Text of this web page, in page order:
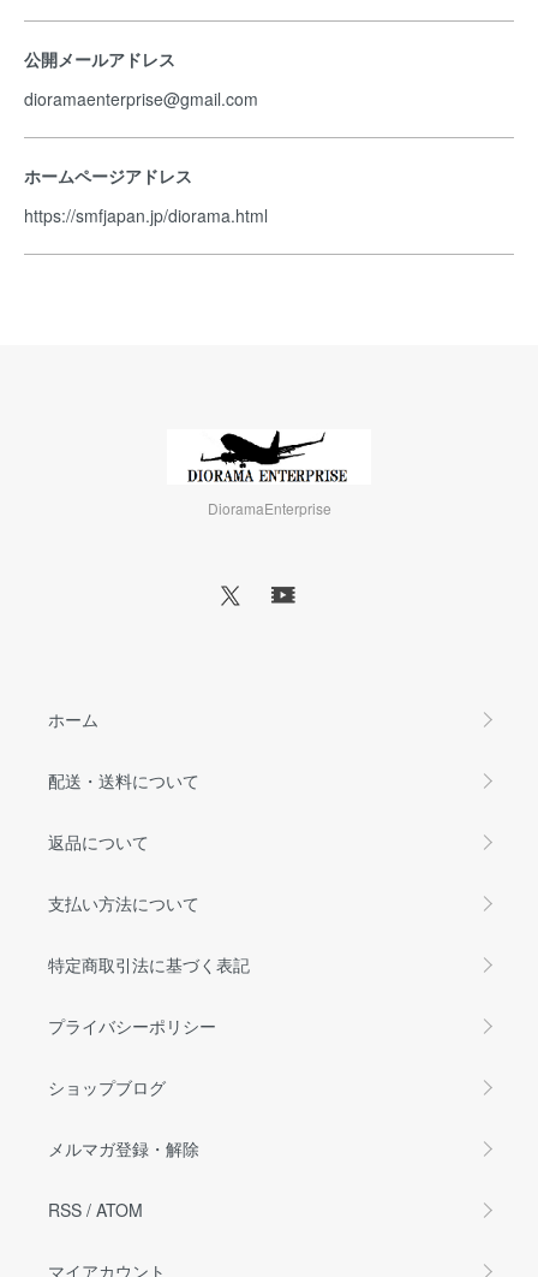
公開メールアドレス
dioramaenterprise@gmail.com
ホームページアドレス
https://smfjapan.jp/diorama.html
DioramaEnterprise
ホーム
配送・送料について
返品について
支払い方法について
特定商取引法に基づく表記
プライバシーポリシー
ショップブログ
メルマガ登録・解除
RSS / ATOM
マイアカウント